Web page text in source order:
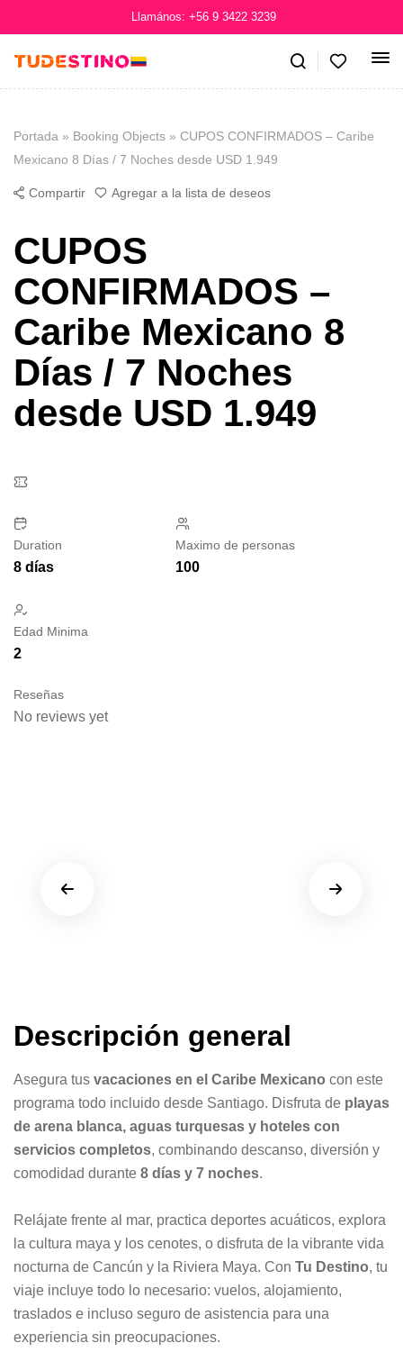
Llamános: +56 9 3422 3239
Portada » Booking Objects » CUPOS CONFIRMADOS – Caribe
Mexicano 8 Días / 7 Noches desde USD 1.949
Compartir Agregar a la lista de deseos
CUPOS
CONFIRMADOS –
Caribe Mexicano 8
Días / 7 Noches
desde USD 1.949
Duration
8 días
Maximo de personas
100
Edad Minima
2
Reseñas
No reviews yet
Descripción general
Asegura tus vacaciones en el Caribe Mexicano con este
programa todo incluido desde Santiago. Disfruta de playas
de arena blanca, aguas turquesas y hoteles con
servicios completos, combinando descanso, diversión y
comodidad durante 8 días y 7 noches.
Relájate frente al mar, practica deportes acuáticos, explora
la cultura maya y los cenotes, o disfruta de la vibrante vida
nocturna de Cancún y la Riviera Maya. Con Tu Destino, tu
viaje incluye todo lo necesario: vuelos, alojamiento,
traslados e incluso seguro de asistencia para una
experiencia sin preocupaciones.